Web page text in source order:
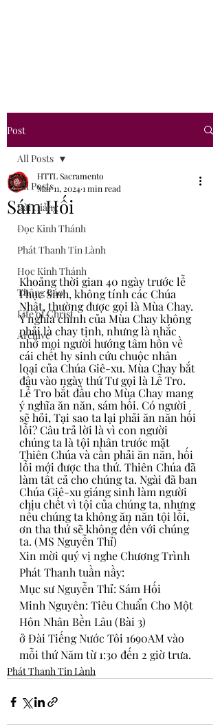
Post
All Posts
Bài Giảng
Đọc Kinh Thánh
Phát Thanh Tin Lành
Học Kinh Thánh
Thông Báo
Life of Christ
Archive
All Posts
Sám Hối
HTTL Sacramento
Mar 11, 20241 min read
Khoảng thời gian 40 ngày trước lễ
Phục Sinh, không tính các Chúa
Nhật, thường được gọi là Mùa Chay.
Ý nghĩa chính của Mùa Chay không
phải là chay tịnh, nhưng là nhắc
nhở mọi người hướng tâm hồn về
cái chết hy sinh cứu chuộc nhân
loại của Chúa Giê-xu. Mùa Chay bắt
đầu vào ngày thứ Tư gọi là Lễ Tro.
Lễ Tro bắt đầu cho Mùa Chay mang
ý nghĩa ăn năn, sám hối. Có người
sẽ hỏi, Tại sao ta lại phải ăn năn hối
lỗi? Câu trả lời là vì con người
chúng ta là tội nhân trước mặt
Thiên Chúa và cần phải ăn năn, hối
lỗi mới được tha thứ. Thiên Chúa đã
làm tất cả cho chúng ta. Ngài đã ban
Chúa Giê-xu giáng sinh làm người
chịu chết vì tội của chúng ta, nhưng
nếu chúng ta không ăn năn tội lỗi,
ơn tha thứ sẽ không đến với chúng
ta. (MS Nguyễn Thỉ)
Xin mời quý vị nghe Chương Trình
Phát Thanh tuần nầy:
Mục sư Nguyễn Thỉ: Sám Hối
Minh Nguyên: Tiêu Chuẩn Cho Một
Hôn Nhân Bền Lâu (Bài 3)
ở Đài Tiếng Nước Tôi 1690AM vào
mỗi thứ Năm từ 1:30 đến 2 giờ trưa.
Phát Thanh Tin Lành